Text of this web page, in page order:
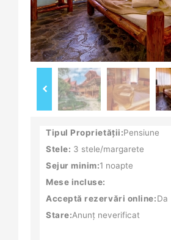
Tipul Proprietății:Pensiune
Stele: 3 stele/margarete
Sejur minim:1 noapte
Mese incluse:
Acceptă rezervări online:Da
Stare:Anunț neverificat